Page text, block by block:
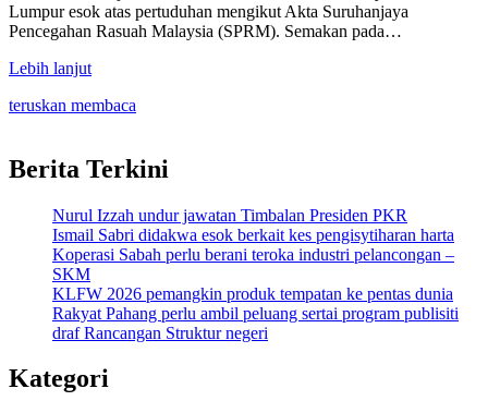
Lumpur esok atas pertuduhan mengikut Akta Suruhanjaya
Pencegahan Rasuah Malaysia (SPRM). Semakan pada…
Lebih lanjut
teruskan membaca
Berita Terkini
Nurul Izzah undur jawatan Timbalan Presiden PKR
Ismail Sabri didakwa esok berkait kes pengisytiharan harta
Koperasi Sabah perlu berani teroka industri pelancongan –
SKM
KLFW 2026 pemangkin produk tempatan ke pentas dunia
Rakyat Pahang perlu ambil peluang sertai program publisiti
draf Rancangan Struktur negeri
Kategori